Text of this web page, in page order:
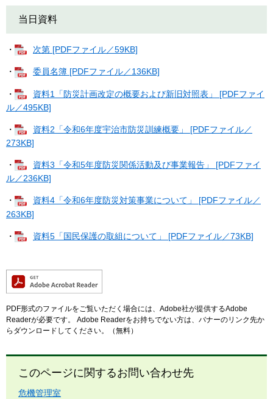
当日資料
・ 次第 [PDFファイル／59KB]
・ 委員名簿 [PDFファイル／136KB]
・
資料1「防災計画改定の概要および新旧対照表」 [PDFファイ
ル／495KB]
・
資料2「令和6年度宇治市防災訓練概要」 [PDFファイル／
273KB]
・
資料3「令和5年度防災関係活動及び事業報告」 [PDFファイ
ル／236KB]
・
資料4「令和6年度防災対策事業について」 [PDFファイル／
263KB]
・ 資料5「国民保護の取組について」 [PDFファイル／73KB]
PDF形式のファイルをご覧いただく場合には、Adobe社が提供するAdobe
Readerが必要です。
Adobe Readerをお持ちでない方は、バナーのリンク先か
らダウンロードしてください。（無料）
このページに関するお問い合わせ先
危機管理室